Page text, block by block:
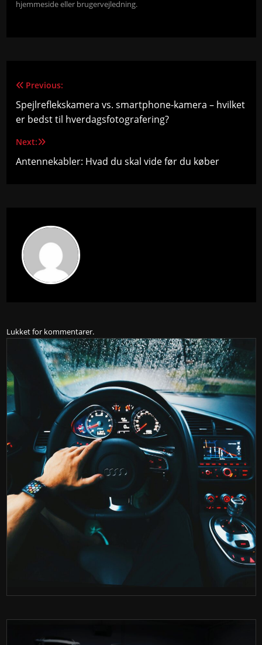
hjemmeside eller brugervejledning.
Indlægsnavigation
Previous:
Spejlreflekskamera vs. smartphone-kamera – hvilket
er bedst til hverdagsfotografering?
Next:
Antennekabler: Hvad du skal vide før du køber
Lukket for kommentarer.